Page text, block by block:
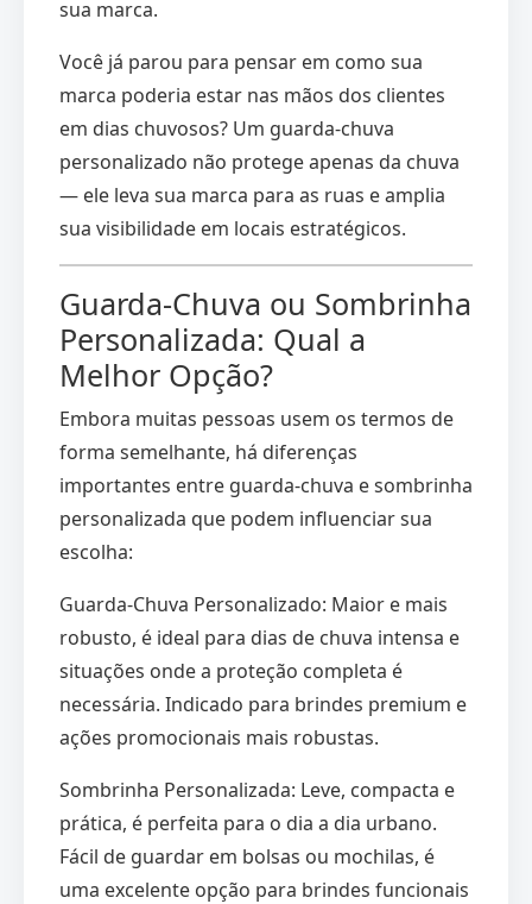
sua marca.
Você já parou para pensar em como sua
marca poderia estar nas mãos dos clientes
em dias chuvosos? Um guarda-chuva
personalizado não protege apenas da chuva
— ele leva sua marca para as ruas e amplia
sua visibilidade em locais estratégicos.
Guarda-Chuva ou Sombrinha
Personalizada: Qual a
Melhor Opção?
Embora muitas pessoas usem os termos de
forma semelhante, há diferenças
importantes entre guarda-chuva e sombrinha
personalizada que podem influenciar sua
escolha:
Guarda-Chuva Personalizado: Maior e mais
robusto, é ideal para dias de chuva intensa e
situações onde a proteção completa é
necessária. Indicado para brindes premium e
ações promocionais mais robustas.
Sombrinha Personalizada: Leve, compacta e
prática, é perfeita para o dia a dia urbano.
Fácil de guardar em bolsas ou mochilas, é
uma excelente opção para brindes funcionais